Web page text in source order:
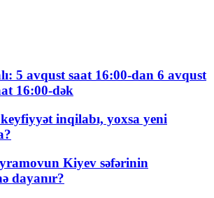
5 avqust saat 16:00-dan 6 avqust
16:00-dək
inqilabı, yoxsa yeni
Kiyev səfərinin
dayanır?